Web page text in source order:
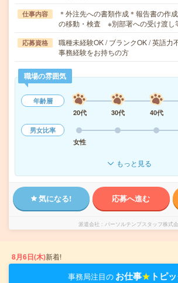
仕事内容
＊外注先への書類作成＊報告書の作
の移動・検査 ※別部署への受け渡し
応募資格
職種未経験OK / ブランクOK / 英語力
事務経験をお持ちの方
職場の雰囲気
年齢層
20代
30代 40代
男女比率
女性
もっと見る
気になる! 応募へ進む
派遣会社 パーソルテンプスタッフ株式
8月6日(木)新着!
事務局注目の お仕事★ トピ